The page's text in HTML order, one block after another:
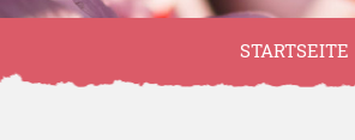
STARTSEITE